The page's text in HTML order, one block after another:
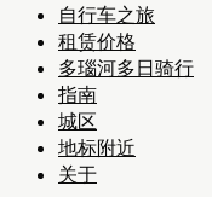
自行车之旅
租赁价格
多瑙河多日骑行
指南
城区
地标附近
关于